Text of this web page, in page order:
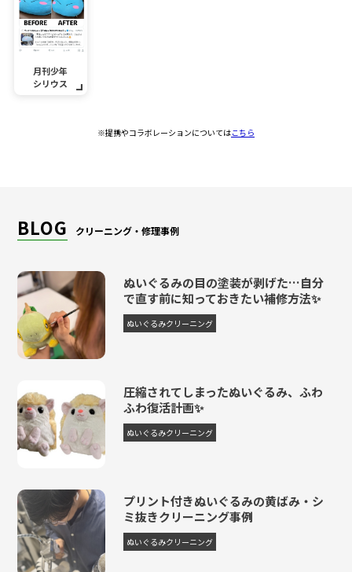
月刊少年
シリウス
※提携やコラボレーションについてはこちら
BLOG クリーニング・修理事例
ぬいぐるみの目の塗装が剥げた…自分
で直す前に知っておきたい補修方法✨
ぬいぐるみクリーニング
圧縮されてしまったぬいぐるみ、ふわ
ふわ復活計画✨
ぬいぐるみクリーニング
プリント付きぬいぐるみの黄ばみ・シ
ミ抜きクリーニング事例
ぬいぐるみクリーニング